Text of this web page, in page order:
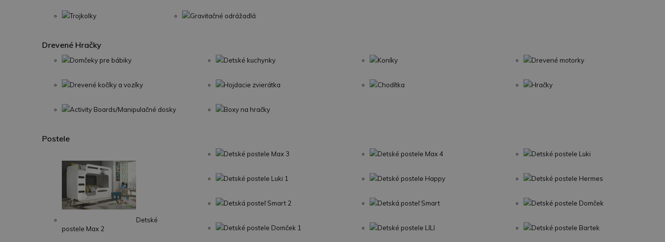
Trojkolky Gravitačné odrážadlá
Drevené Hračky
Domčeky pre bábiky Detské kuchynky Koníky Drevené motorky
Drevené kočíky a vozíky Hojdacie zvierátka Chodítka Hračky
Activity Boards/Manipulačné dosky Boxy na hračky
Postele
Detské
postele Max 2
Detské postele Max 3 Detské postele Max 4 Detské postele Luki
Detské postele Luki 1 Detské postele Happy Detské postele Hermes
Detská posteľ Smart 2 Detská posteľ Smart Detské postele Domček
Detské postele Domček 1 Detské postele LILI Detské postele Bartek